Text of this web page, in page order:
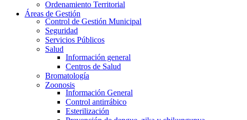
Ordenamiento Territorial
Áreas de Gestión
Control de Gestión Municipal
Seguridad
Servicios Públicos
Salud
Información general
Centros de Salud
Bromatología
Zoonosis
Información General
Control antirrábico
Esterilización